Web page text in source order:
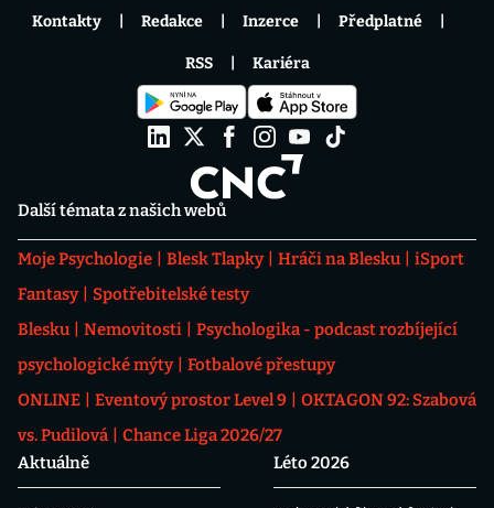
Další témata z našich webů
Moje Psychologie Blesk Tlapky Hráči na Blesku
iSport
Fantasy
Spotřebitelské testy
Blesku
Nemovitosti
Psychologika - podcast rozbíjející
psychologické mýty
Fotbalové přestupy
ONLINE
Eventový prostor Level 9
OKTAGON 92: Szabová
vs. Pudilová
Chance Liga 2026/27
Aktuálně
Léto 2026
Kontakty Redakce Inzerce Předplatné
RSS Kariéra